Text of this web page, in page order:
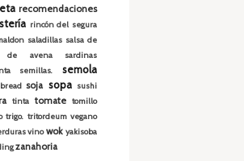
recomendaciones
rincón del segura
saladillas salsa de
de avena
sardinas
semillas. semola
soja sopa sushi
tinta tomate tomillo
trigo. tritordeum vegano
vino wok yakisoba
zanahoria